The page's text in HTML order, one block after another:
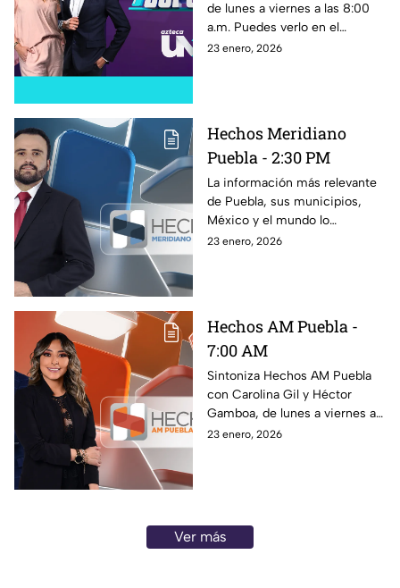
de lunes a viernes a las 8:00
a.m. Puedes verlo en el
Facebook oficial de TV Azteca
23 enero, 2026
Hechos Meridiano
Puebla - 2:30 PM
La información más relevante
de Puebla, sus municipios,
México y el mundo lo
encuentras en Hechos
23 enero, 2026
Hechos AM Puebla -
7:00 AM
Sintoniza Hechos AM Puebla
con Carolina Gil y Héctor
Gamboa, de lunes a viernes a
las 7:00 de la mañana, y
23 enero, 2026
Ver más